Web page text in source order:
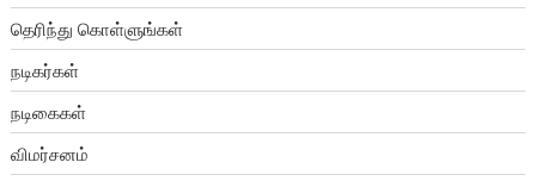
தெரிந்து கொள்ளுங்கள்
நடிகர்கள்
நடிகைகள்
விமர்சனம்